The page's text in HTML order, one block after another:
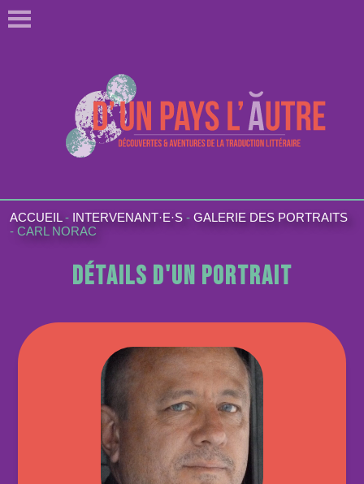
ACCUEIL- INTERVENANT·E·S - GALERIE DES PORTRAITS
- CARL NORAC
Détails d'un portrait